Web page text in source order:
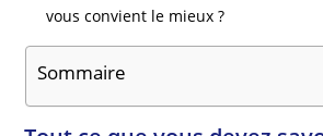
vous convient le mieux ?
Sommaire